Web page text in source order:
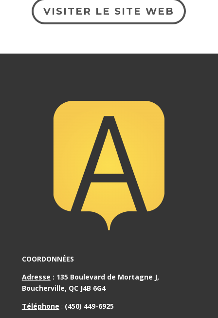
VISITER LE SITE WEB
COORDONNÉES
Adresse : 135 Boulevard de Mortagne J,
Boucherville, QC J4B 6G4
Téléphone : (450) 449-6925